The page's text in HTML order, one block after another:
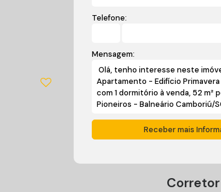
Telefone:
Mensagem:
Corretor